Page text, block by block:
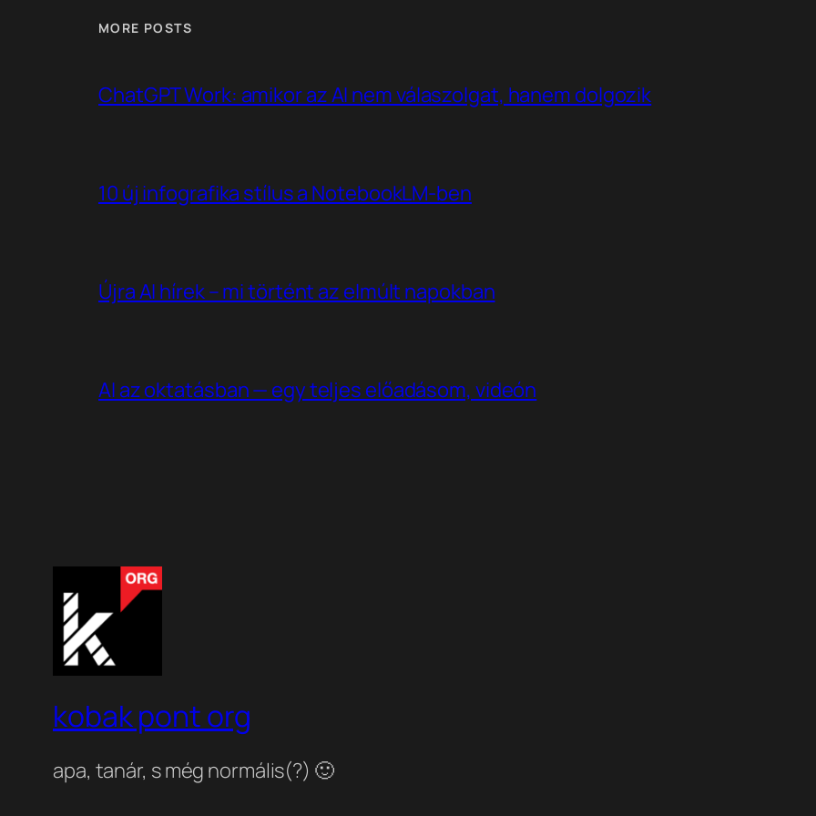
MORE POSTS
ChatGPT Work: amikor az AI nem válaszolgat, hanem dolgozik
10 új infografika stílus a NotebookLM-ben
Újra AI hírek – mi történt az elmúlt napokban
AI az oktatásban — egy teljes előadásom, videón
kobak pont org
apa, tanár, s még normális(?) 🙂